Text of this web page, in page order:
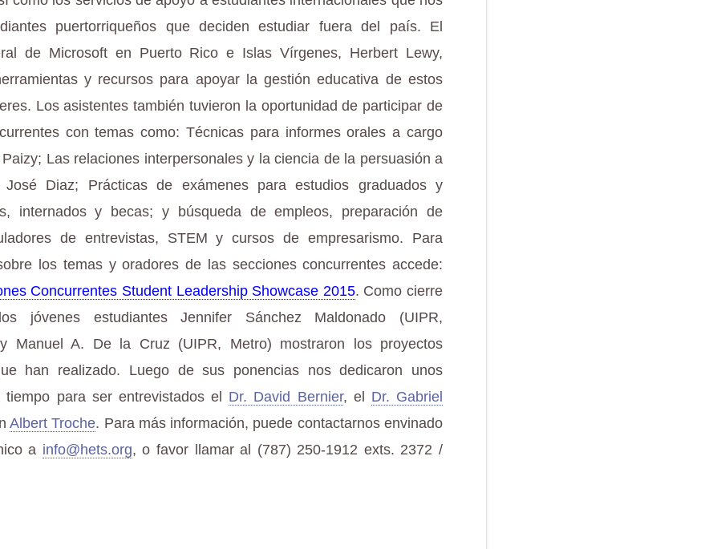
puertorriqueños que deciden estudiar fuera del país. El
de Microsoft en Puerto Rico e Islas Vírgenes, Herbert Lewy,
y recursos para apoyar la gestión educativa de estos
Los asistentes también tuvieron la oportunidad de participar de
con temas como: Técnicas para informes orales a cargo
Las relaciones interpersonales y la ciencia de la persuasión a
Diaz; Prácticas de exámenes para estudios graduados y
internados y becas; y búsqueda de empleos, preparación de
de entrevistas, STEM y cursos de empresarismo. Para
los temas y oradores de las secciones concurrentes accede:
Concurrentes Student Leadership Showcase 2015. Como cierre
jóvenes estudiantes Jennifer Sánchez Maldonado (UIPR,
y Manuel A. De la Cruz (UIPR, Metro) mostraron los proyectos
han realizado. Luego de sus ponencias nos dedicaron unos
para ser entrevistados el Dr. David Bernier, el Dr. Gabriel
Albert Troche. Para más información, puede contactarnos envinado
a info@hets.org, o favor llamar al (787) 250-1912 exts. 2372 /